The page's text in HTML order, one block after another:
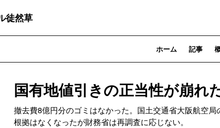
徒然草
ホーム 記事
国有地値引きの正当性が崩れ
撤去費8億円分のゴミはなかった。国土交通省大阪航空
根拠はなくなったが財務省は再調査に応じない。